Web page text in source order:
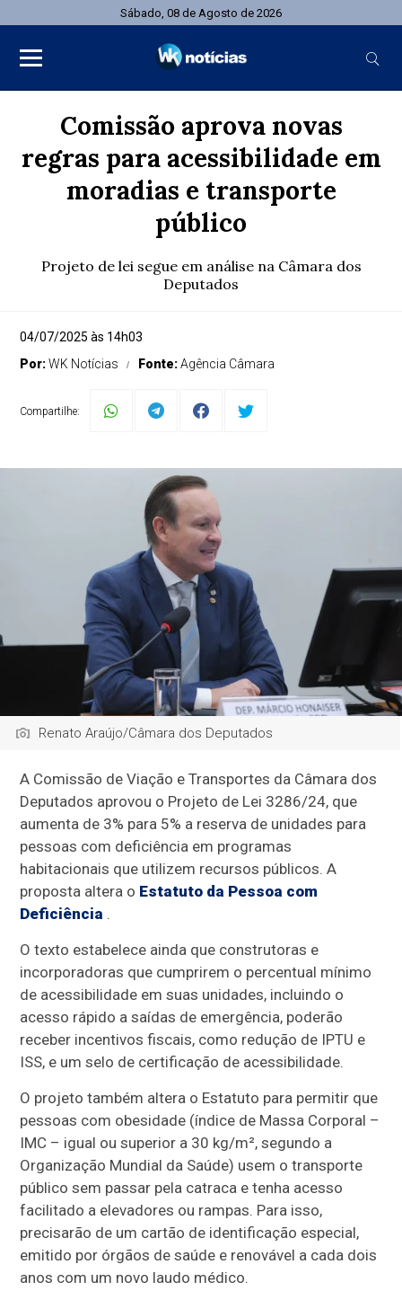
Sábado, 08 de Agosto de 2026
Comissão aprova novas
regras para acessibilidade em
moradias e transporte
público
Projeto de lei segue em análise na Câmara dos
Deputados
04/07/2025 às 14h03
Por:WK Notícias Fonte:Agência Câmara
Compartilhe:
Renato Araújo/Câmara dos Deputados
A Comissão de Viação e Transportes da Câmara dos
Deputados aprovou o Projeto de Lei 3286/24, que
aumenta de 3% para 5% a reserva de unidades para
pessoas com deficiência em programas
habitacionais que utilizem recursos públicos. A
proposta altera o Estatuto da Pessoa com
Deficiência .
O texto estabelece ainda que construtoras e
incorporadoras que cumprirem o percentual mínimo
de acessibilidade em suas unidades, incluindo o
acesso rápido a saídas de emergência, poderão
receber incentivos fiscais, como redução de IPTU e
ISS, e um selo de certificação de acessibilidade.
O projeto também altera o Estatuto para permitir que
pessoas com obesidade (índice de Massa Corporal –
IMC – igual ou superior a 30 kg/m², segundo a
Organização Mundial da Saúde) usem o transporte
público sem passar pela catraca e tenha acesso
facilitado a elevadores ou rampas. Para isso,
precisarão de um cartão de identificação especial,
emitido por órgãos de saúde e renovável a cada dois
anos com um novo laudo médico.